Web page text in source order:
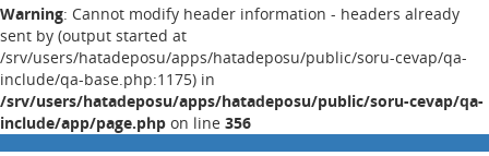
Warning: Cannot modify header information - headers already
sent by (output started at
/srv/users/hatadeposu/apps/hatadeposu/public/soru-cevap/qa-
include/qa-base.php:1175) in
/srv/users/hatadeposu/apps/hatadeposu/public/soru-cevap/qa-
include/app/page.php on line 356